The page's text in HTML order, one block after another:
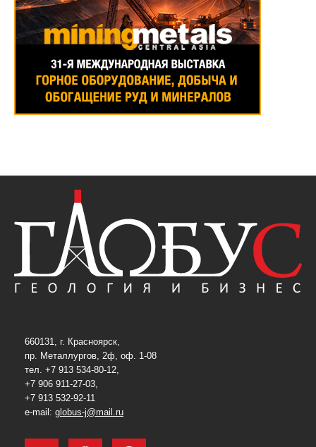
660131, г. Красноярск,
пр. Металлургов, 2ф, оф. 1-08
тел. +7 913 534-80-12,
+7 906 911-27-03,
+7 913 532-92-11
e-mail: globus-j@mail.ru